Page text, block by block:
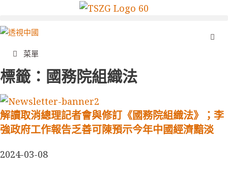
菜單
標籤：國務院組織法
解讀取消總理記者會與修訂《國務院組織法》；李
強政府工作報告乏善可陳預示今年中國經濟黯淡
2024-03-08